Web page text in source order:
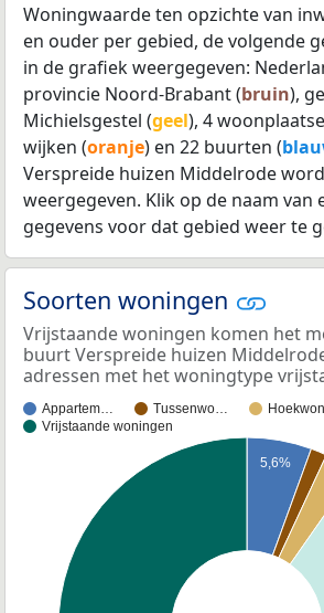
Woningwaarde ten opzichte van
en ouder per gebied, de volgende
in de grafiek weergegeven:
provincie Noord-Brabant (bruin),
Michielsgestel (geel), 4
wijken (oranje) en 22 buurten (
Verspreide huizen Middelrode
weergegeven. Klik op de naam van
gegevens voor dat gebied weer te
Soorten woningen
Vrijstaande woningen komen het
buurt Verspreide huizen
adressen met het woningtype
Appartem… Tussenwo…
Vrijstaande woningen
5,6%